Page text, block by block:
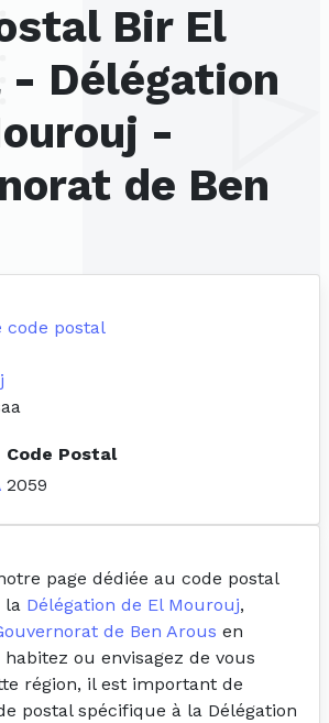
Bir El
- Délégation
-
de Ben
code postal
Code Postal
2059
page dédiée au code postal
la Délégation de El Mourouj,
de Ben Arous en
habitez ou envisagez de vous
région, il est important de
postal spécifique à la Délégation